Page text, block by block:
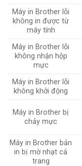
Máy in Brother lỗi
không in được từ
máy tính
Máy in Brother lỗi
không nhận hộp
mực
Máy in Brother lỗi
không khởi động
Máy in Brother bị
chảy mực
Máy in Brother bản
in bị mờ nhạt cả
trang